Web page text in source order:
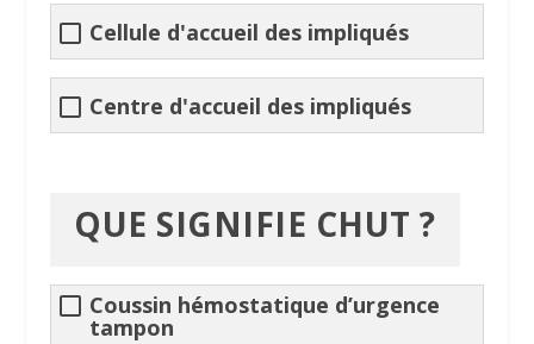
Cellule d'accueil des impliqués
Centre d'accueil des impliqués
QUE SIGNIFIE CHUT ?
Coussin hémostatique d’urgence
tampon